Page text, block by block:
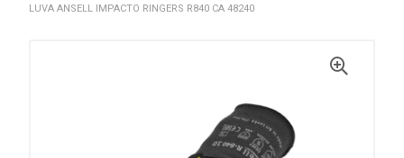
LUVA ANSELL IMPACTO RINGERS R840 CA 48240